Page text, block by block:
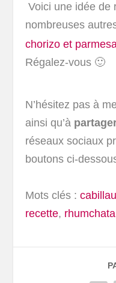
Voici une idée de
nombreuses
chorizo et
Régalez-vous 🙂
N’hésitez pas à
ainsi qu’à
réseaux sociaux
boutons ci-
Mots clés :
recette, rhumchata